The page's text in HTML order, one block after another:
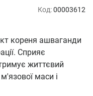
Код:00003612
кореня ашваганди
Сприяє
життєвий
маси і